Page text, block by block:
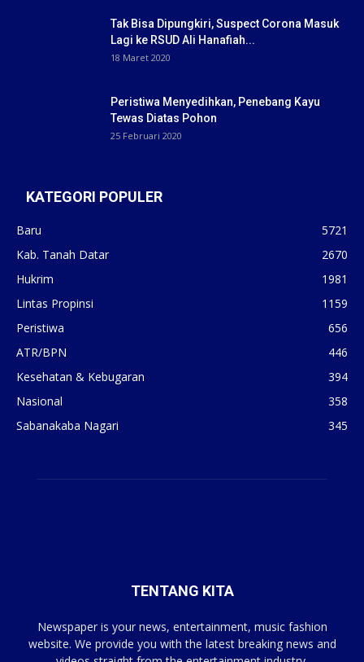
Tak Bisa Dipungkiri, Suspect Corona Masuk
Lagi ke RSUD Ali Hanafiah...
18 Maret 2020
Peristiwa Menyedihkan, Penebang Kayu
Tewas Diatas Pohon
25 Februari 2020
KATEGORI POPULER
Baru
5721
Kab. Tanah Datar
2670
Hukrim
1981
Lintas Propinsi
1159
Peristiwa
656
ATR/BPN
446
Kesehatan & Kebugaran
394
Nasional
358
Sabanakaba Nagari
345
TENTANG KITA
Newspaper is your news, entertainment, music fashion
website. We provide you with the latest breaking news and